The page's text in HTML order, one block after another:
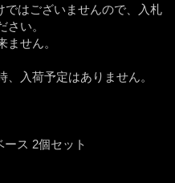
はございませんので、入札
い。
せん。
入荷予定はありません。
ース 2個セット